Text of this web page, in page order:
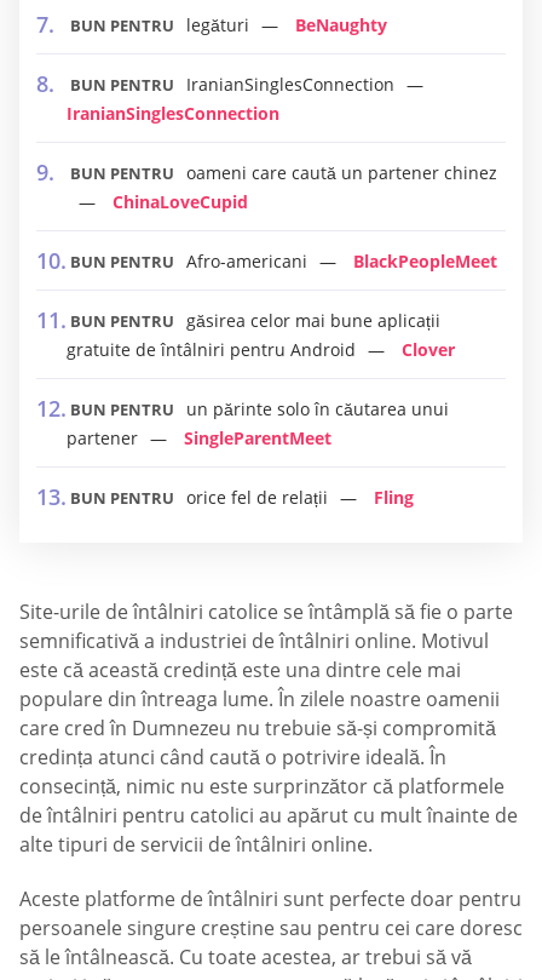
BUN PENTRU legături BeNaughty
BUN PENTRU
IranianSinglesConnection
IranianSinglesConnection
BUN PENTRU
oameni care caută un partener chinez
ChinaLoveCupid
BUN PENTRU Afro-americani BlackPeopleMeet
BUN PENTRU
găsirea celor mai bune aplicații
gratuite de întâlniri pentru Android
Clover
BUN PENTRU
un părinte solo în căutarea unui
partener
SingleParentMeet
BUN PENTRU orice fel de relații Fling
Site-urile de întâlniri catolice se întâmplă să fie o parte
semnificativă a industriei de întâlniri online. Motivul
este că această credință este una dintre cele mai
populare din întreaga lume. În zilele noastre oamenii
care cred în Dumnezeu nu trebuie să-și compromită
credința atunci când caută o potrivire ideală. În
consecință, nimic nu este surprinzător că platformele
de întâlniri pentru catolici au apărut cu mult înainte de
alte tipuri de servicii de întâlniri online.
Aceste platforme de întâlniri sunt perfecte doar pentru
persoanele singure creștine sau pentru cei care doresc
să le întâlnească. Cu toate acestea, ar trebui să vă